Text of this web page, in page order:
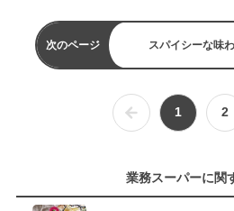
次のページ スパイシーな味
1 2
業務スーパーに関